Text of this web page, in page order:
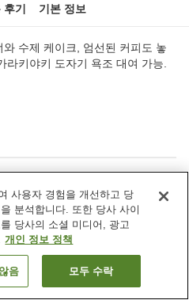
기 기본 정보
수제 케이크, 엄선된 커피도 놓
키야키 도자기 욕조 대여 가능.
라운지
장비 건조실
보기
사용자 경험을 개선하고 당
분석합니다. 또한 당사 사이
당사의 소셜 미디어, 광고
개인 정보 정책
음 모두 수락